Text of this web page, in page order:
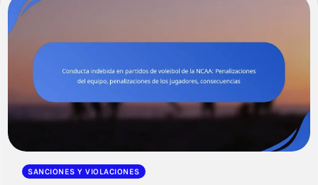
SANCIONES Y VIOLACIONES